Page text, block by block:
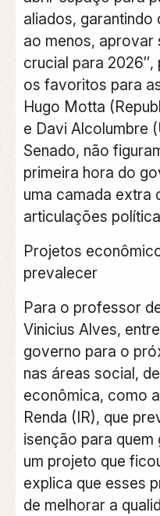
aliados,
ao menos,
crucial para 2026″,
os favoritos para
Hugo Motta
e Davi Alcolumbre
Senado, não
primeira hora do
uma camada extra
articulações
Projetos
prevalecer
Para o professor
Vinicius Alves,
governo para o
nas áreas social,
econômica, como
Renda (IR), que
isenção para
um projeto que
explica que esses
de melhorar a